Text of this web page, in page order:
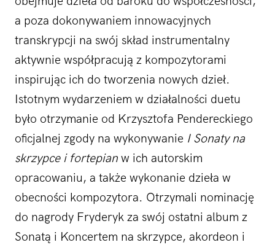
a poza dokonywaniem innowacyjnych
transkrypcji na swój skład instrumentalny
aktywnie współpracują z kompozytorami
inspirując ich do tworzenia nowych dzieł.
Istotnym wydarzeniem w działalności duetu
było otrzymanie od Krzysztofa Pendereckiego
oficjalnej zgody na wykonywanie I Sonaty na
skrzypce i fortepian w ich autorskim
opracowaniu, a także wykonanie dzieła w
obecności kompozytora. Otrzymali nominację
do nagrody Fryderyk za swój ostatni album z
Sonatą i Koncertem na skrzypce, akordeon i